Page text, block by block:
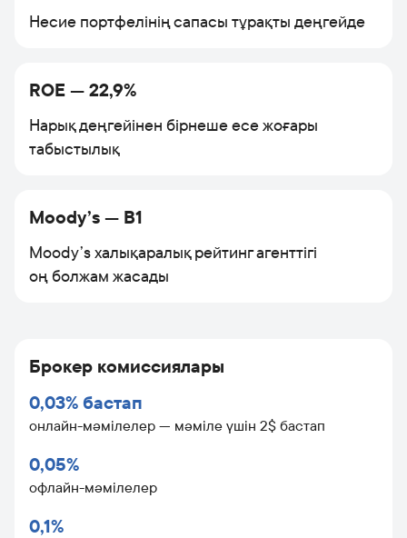
Несие портфелінің сапасы тұрақты деңгейде
ROE — 22,9%
Нарық деңгейінен бірнеше есе жоғары
табыстылық
Moody’s — B1
Moody’s халықаралық рейтинг агенттігі
оң болжам жасады
Брокер комиссиялары
онлайн-мәмілелер — мәміле үшін 2$ бастап
0,03% бастап
офлайн-мәмілелер
0,05%
0,1%